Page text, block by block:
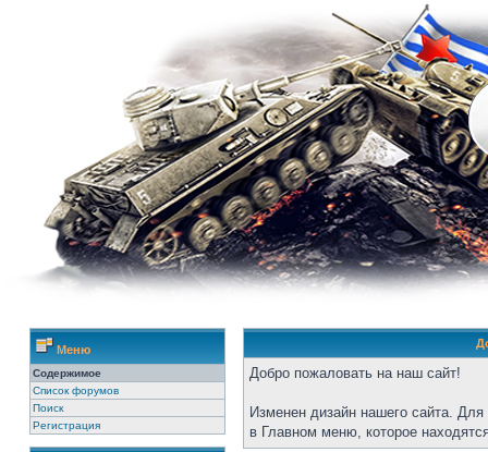
Меню
Содержимое
Список форумов
Поиск
Регистрация
Добро пожаловать на наш сайт!
Изменен дизайн нашего сайта.
в Главном меню, которое